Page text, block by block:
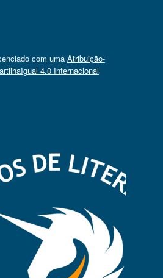
com uma Atribuição-
4.0 Internacional